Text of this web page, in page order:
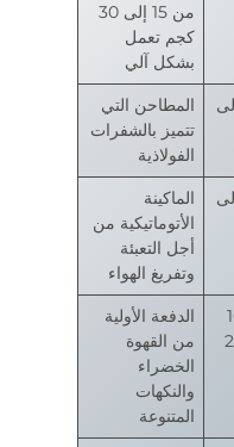
من 15 إلى 30
كجم تعمل
بشكل آلي
إلى
المطاحن التي
تتميز بالشفرات
الفولاذية
إلى
الماكينة
الأتوماتيكية من
أجل التعبئة
وتفريغ الهواء
الدفعة الأولية
من القهوة
الخضراء
والنكهات
المتنوعة